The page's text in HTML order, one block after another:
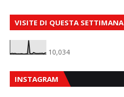
VISITE DI QUESTA SETTIMANA
10,034
INSTAGRAM